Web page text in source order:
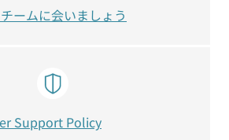
ームに会いましょう
Support Policy